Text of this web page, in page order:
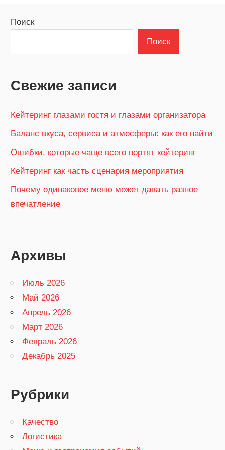
Поиск
Поиск
Свежие записи
Кейтеринг глазами гостя и глазами организатора
Баланс вкуса, сервиса и атмосферы: как его найти
Ошибки, которые чаще всего портят кейтеринг
Кейтеринг как часть сценария мероприятия
Почему одинаковое меню может давать разное
впечатление
Архивы
Июль 2026
Май 2026
Апрель 2026
Март 2026
Февраль 2026
Декабрь 2025
Рубрики
Качество
Логистика